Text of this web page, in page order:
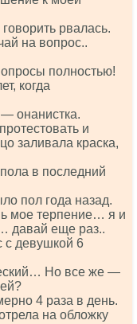
рвалась.
на вопрос..
полностью!
когда
онанистка.
и
заливала краска,
в последний
пол года назад.
мое терпение… я и
давай еще раз..
с девушкой 6
Но все же —
4 раза в день.
на обложку